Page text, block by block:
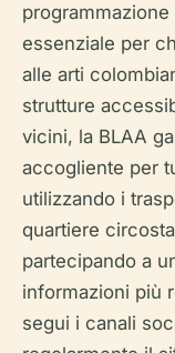
essenziale per
alle arti
strutture
vicini, la BLAA
accogliente per
utilizzando i
quartiere
partecipando a
informazioni più
segui i canali